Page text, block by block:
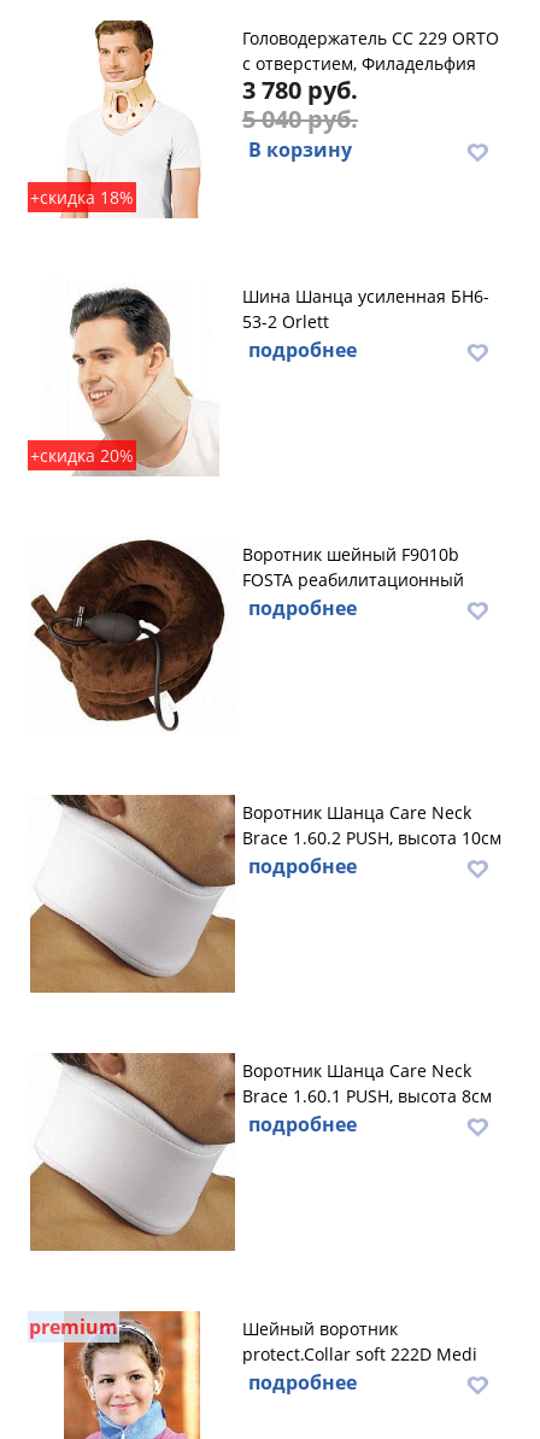
+скидка 18%
Головодержатель CC 229 ORTO
с отверстием, Филадельфия
3 780 руб.
5 040 руб.
В корзину
+скидка 20%
Шина Шанца усиленная БН6-
53-2 Orlett
подробнее
Воротник шейный F9010b
FOSTA реабилитационный
подробнее
Воротник Шанца Care Neck
Brace 1.60.2 PUSH, высота 10cм
подробнее
Воротник Шанца Care Neck
Brace 1.60.1 PUSH, высота 8cм
подробнее
premium
Шейный воротник
protect.Collar soft 222D Medi
подробнее